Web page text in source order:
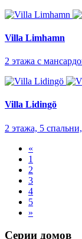
Villa Limhamn
2 этажа с
Villa Lidingö
2 этажа, 5
«
1
2
3
4
5
»
Серии домов